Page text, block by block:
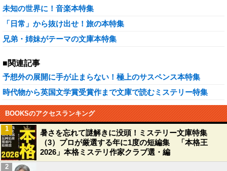
未知の世界に！音楽本特集
「日常」から抜け出せ！旅の本特集
兄弟・姉妹がテーマの文庫本特集
■関連記事
予想外の展開に手が止まらない！極上のサスペンス本特集
時代物から英国文学賞受賞作まで文庫で読むミステリー特集
BOOKSのアクセスランキング
暑さを忘れて謎解きに没頭！ミステリー文庫特集
（3）プロが厳選する年に1度の短編集 「本格王
2026」本格ミステリ作家クラブ選・編
1
2